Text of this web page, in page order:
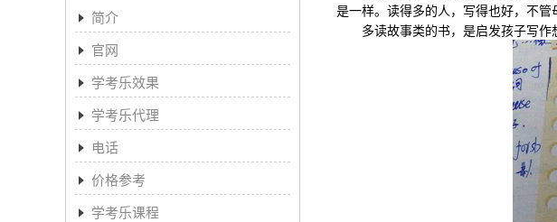
简介
官网
学考乐效果
学考乐代理
电话
价格参考
学考乐课程
是一样。读得多的人，写得也好，不管
多读故事类的书，是启发孩子写作